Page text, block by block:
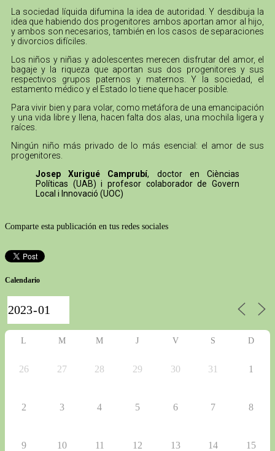
La sociedad líquida difumina la idea de autoridad. Y desdibuja la
idea que habiendo dos progenitores ambos aportan amor al hijo,
y ambos son necesarios, también en los casos de separaciones
y divorcios difíciles.
Los niños y niñas y adolescentes merecen disfrutar del amor, el
bagaje y la riqueza que aportan sus dos progenitores y sus
respectivos grupos paternos y maternos. Y la sociedad, el
estamento médico y el Estado lo tiene que hacer posible.
Para vivir bien y para volar, como metáfora de una emancipación
y una vida libre y llena, hacen falta dos alas, una mochila ligera y
raíces.
Ningún niño más privado de lo más esencial: el amor de sus
progenitores.
Josep Xurigué Camprubí, doctor en Cièncias
Políticas (UAB) i profesor colaborador de Govern
Local i Innovació (UOC)
Comparte esta publicación en tus redes sociales
Calendario
L M M J V S D
26 27 28 29 30 31 1
2 3 4 5 6 7 8
9 10 11 12 13 14 15